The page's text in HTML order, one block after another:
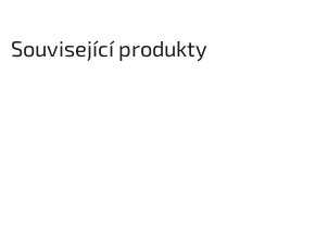
Související produkty